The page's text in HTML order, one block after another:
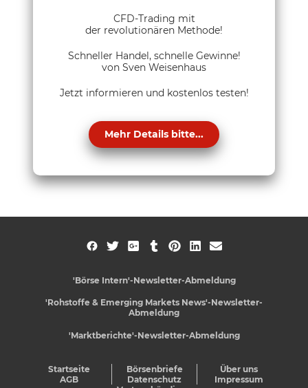
CFD-Trading mit
der revolutionären Methode!
Schneller Handel, schnelle Gewinne!
von Sven Weisenhaus
Jetzt informieren und kostenlos testen!
Mehr Details bitte...
'Börse Intern'-Newsletter-Abmeldung
'Rohstoffe & Emerging Markets News'-Newsletter-
Abmeldung
'Marktberichte'-Newsletter-Abmeldung
Startseite Börsenbriefe
Über uns
AGB
Datenschutz
Impressum